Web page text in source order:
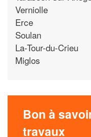
Verniolle
Erce
Soulan
La-Tour-du-Crieu
Miglos
Bon à
travaux